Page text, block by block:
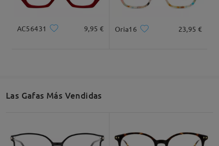
AC56431 9,95 € Oria16 23,95 €
Las Gafas Más Vendidas